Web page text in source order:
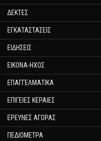
ΔΕΚΤΕΣ
ΕΓΚΑΤΑΣΤΑΣΕΙΣ
ΕΙΔΗΣΕΙΣ
ΕΙΚΟΝΑ-ΗΧΟΣ
ΕΠΑΓΓΕΛΜΑΤΙΚΑ
ΕΠΙΓΕΙΕΣ ΚΕΡΑΙΕΣ
ΕΡΕΥΝΕΣ ΑΓΟΡΑΣ
ΠΕΔΙΟΜΕΤΡΑ